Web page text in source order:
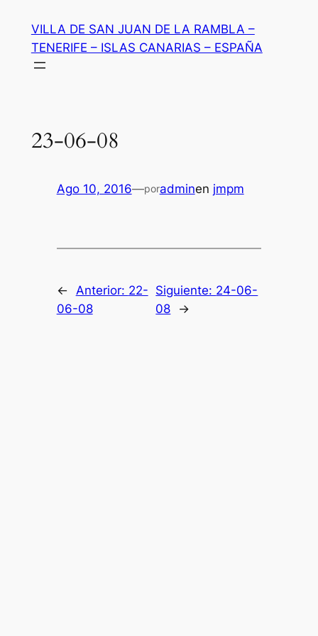
contenido
VILLA DE SAN JUAN DE LA RAMBLA –
TENERIFE – ISLAS CANARIAS – ESPAÑA
23-06-08
Ago 10, 2016—poradminen jmpm
← Anterior: 22-
06-08
Siguiente: 24-06-
08
→